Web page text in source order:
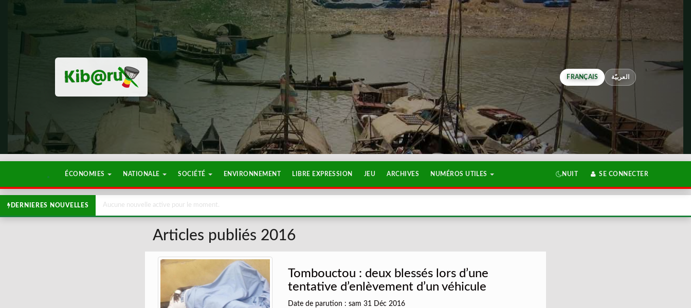
FRANÇAIS العربيّة
ÉCONOMIES NATIONALE SOCIÉTÉ ENVIRONNEMENT LIBRE EXPRESSION JEU ARCHIVES NUMÉROS UTILES NUIT SE CONNECTER
DERNIERES NOUVELLES Aucune nouvelle active pour le moment.
Articles publiés 2016
Tombouctou : deux blessés lors d’une
tentative d’enlèvement d’un véhicule
Date de parution : sam 31 Déc 2016